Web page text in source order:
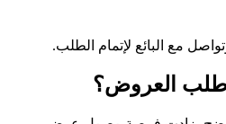
مع البائع لإتمام الطلب.
طلب العروض؟